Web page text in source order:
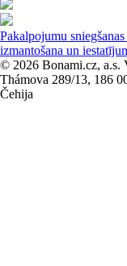
Pakalpojumu
izmantošana un
© 2026 Bonami.cz, a.s.
Thámova 289/13, 186
Čehija